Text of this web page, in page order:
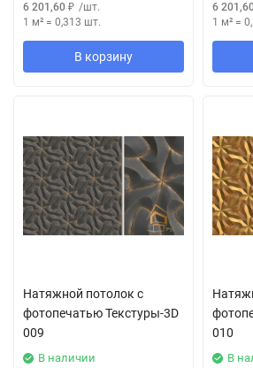
6 201,60 ₽ /шт.
1 м² = 0,313 шт.
В корзину
6
1 м² =
Натяжной потолок с
фотопечатью Текстуры-3D
009
В наличии
010
В